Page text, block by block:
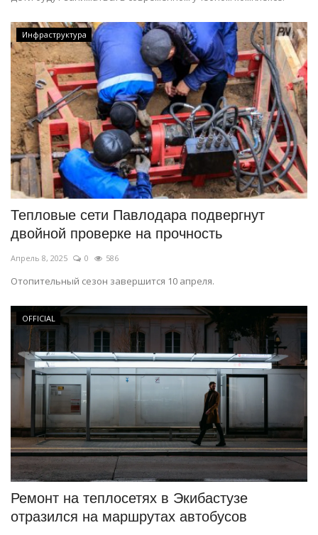
Инфраструктура
Тепловые сети Павлодара подвергнут
двойной проверке на прочность
Апрель 8, 2025 0 586
Отопительный сезон завершится 10 апреля.
OFFICIAL
Ремонт на теплосетях в Экибастузе
отразился на маршрутах автобусов